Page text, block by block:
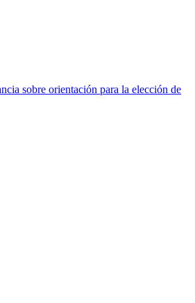
sobre orientación para la elección de